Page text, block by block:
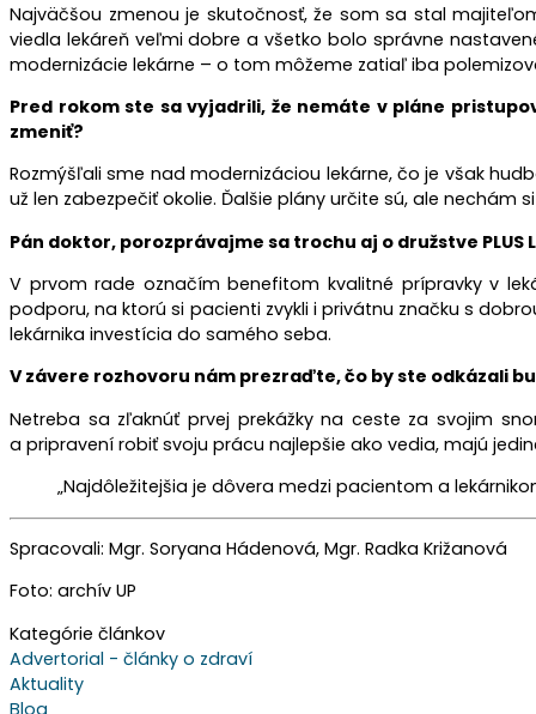
Najväčšou zmenou je skutočnosť, že som sa stal
viedla lekáreň veľmi dobre a všetko bolo správne
modernizácie lekárne – o tom môžeme zatiaľ iba
Pred rokom ste sa vyjadrili, že nemáte v pláne
zmeniť?
Rozmýšľali sme nad modernizáciou lekárne, čo je však
už len zabezpečiť okolie. Ďalšie plány určite sú, ale
Pán doktor, porozprávajme sa trochu aj o družstve
V prvom rade označím benefitom kvalitné prípravky v
podporu, na ktorú si pacienti zvykli i privátnu značku s
lekárnika investícia do samého seba.
V závere rozhovoru nám prezraďte, čo by ste odkázali
Netreba sa zľaknúť prvej prekážky na ceste za svojim
a pripravení robiť svoju prácu najlepšie ako vedia, majú
„Najdôležitejšia je dôvera medzi pacientom a
Spracovali: Mgr. Soryana Hádenová, Mgr. Radka Križanová
Foto: archív UP
Kategórie článkov
Advertorial - články o zdraví
Aktuality
Blog